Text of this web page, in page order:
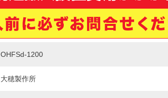
OHFSd-1200
大穂製作所